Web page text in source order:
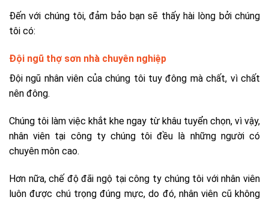
Đến với chúng tôi, đảm bảo bạn sẽ thấy hài lòng bởi chúng
tôi có:
Đội ngũ thợ sơn nhà chuyên nghiệp
Đội ngũ nhân viên của chúng tôi tuy đông mà chất, vì chất
nên đông.
Chúng tôi làm việc khắt khe ngay từ khâu tuyển chọn, vì vậy,
nhân viên tại công ty chúng tôi đều là những người có
chuyên môn cao.
Hơn nữa, chế độ đãi ngộ tại công ty chúng tôi với nhân viên
luôn được chú trọng đúng mực, do đó, nhân viên cũ không